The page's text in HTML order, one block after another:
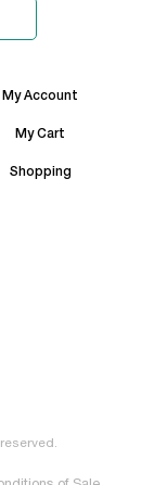
My Account
My Cart
Shopping